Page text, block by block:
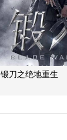
锻刀之绝地重生